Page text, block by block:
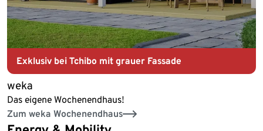
Exklusiv bei Tchibo mit grauer Fassade
weka
Das eigene Wochenendhaus!
Zum weka Wochenendhaus